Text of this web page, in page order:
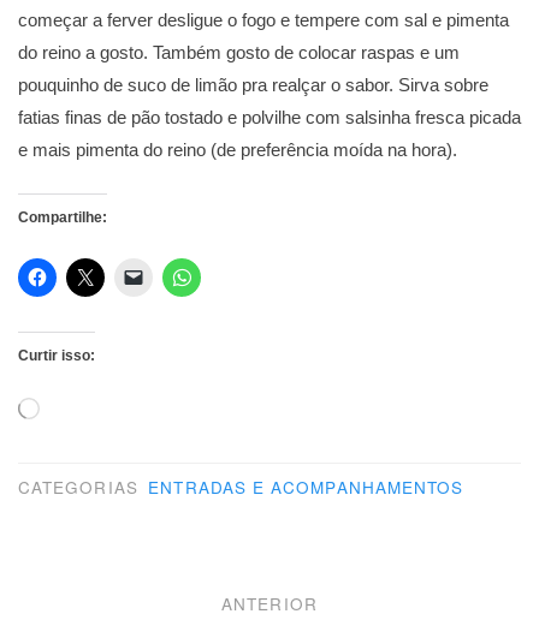
começar a ferver desligue o fogo e tempere com sal e pimenta
do reino a gosto. Também gosto de colocar raspas e um
pouquinho de suco de limão pra realçar o sabor. Sirva sobre
fatias finas de pão tostado e polvilhe com salsinha fresca picada
e mais pimenta do reino (de preferência moída na hora).
Compartilhe:
Curtir isso:
Carregando...
CATEGORIAS ENTRADAS E ACOMPANHAMENTOS
NavegaçãoANTERIOR